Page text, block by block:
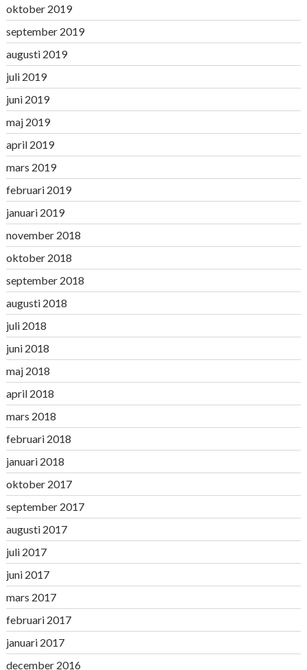
oktober 2019
september 2019
augusti 2019
juli 2019
juni 2019
maj 2019
april 2019
mars 2019
februari 2019
januari 2019
november 2018
oktober 2018
september 2018
augusti 2018
juli 2018
juni 2018
maj 2018
april 2018
mars 2018
februari 2018
januari 2018
oktober 2017
september 2017
augusti 2017
juli 2017
juni 2017
mars 2017
februari 2017
januari 2017
december 2016